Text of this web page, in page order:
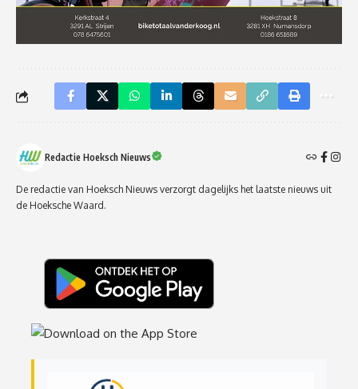
Redactie Hoeksch Nieuws
De redactie van Hoeksch Nieuws verzorgt dagelijks het laatste nieuws uit
de Hoeksche Waard.